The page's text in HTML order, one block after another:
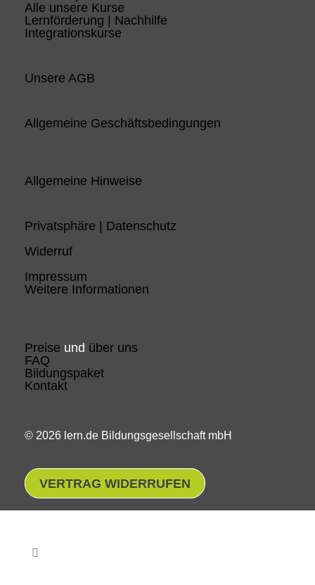
Alle unsere Kurse
Lernförderung | Nachhilfe
Integrationskurse
Unsere AGB
Allgemeine Geschäftsbedingungen
Allgemeine Hinweise
Privatsphäre | Datenschutz
Widerruf
Impressum
Weitere Informationen
Preise und über uns
FAQ
Bildungspaket
Kontakt
© 2026 lern.de Bildungsgesellschaft mbH
VERTRAG WIDERRUFEN